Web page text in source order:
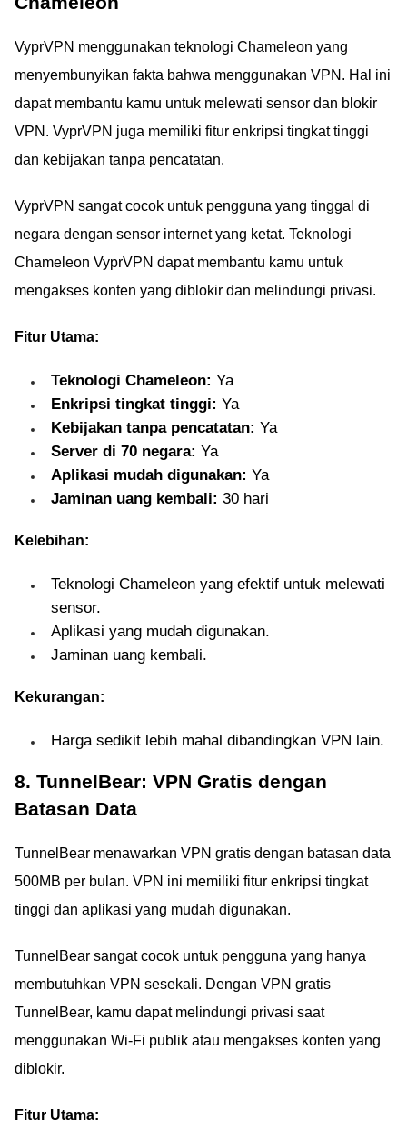
VyprVPN menggunakan teknologi Chameleon yang
menyembunyikan fakta bahwa menggunakan VPN. Hal ini
dapat membantu kamu untuk melewati sensor dan blokir
VPN. VyprVPN juga memiliki fitur enkripsi tingkat tinggi
dan kebijakan tanpa pencatatan.
VyprVPN sangat cocok untuk pengguna yang tinggal di
negara dengan sensor internet yang ketat. Teknologi
Chameleon VyprVPN dapat membantu kamu untuk
mengakses konten yang diblokir dan melindungi privasi.
Fitur Utama:
Teknologi Chameleon: Ya
Enkripsi tingkat tinggi: Ya
Kebijakan tanpa pencatatan: Ya
Server di 70 negara: Ya
Aplikasi mudah digunakan: Ya
Jaminan uang kembali: 30 hari
Kelebihan:
Teknologi Chameleon yang efektif untuk melewati
sensor.
Aplikasi yang mudah digunakan.
Jaminan uang kembali.
Kekurangan:
Harga sedikit lebih mahal dibandingkan VPN lain.
8. TunnelBear: VPN Gratis dengan
Batasan Data
TunnelBear menawarkan VPN gratis dengan batasan data
500MB per bulan. VPN ini memiliki fitur enkripsi tingkat
tinggi dan aplikasi yang mudah digunakan.
TunnelBear sangat cocok untuk pengguna yang hanya
membutuhkan VPN sesekali. Dengan VPN gratis
TunnelBear, kamu dapat melindungi privasi saat
menggunakan Wi-Fi publik atau mengakses konten yang
diblokir.
Fitur Utama: